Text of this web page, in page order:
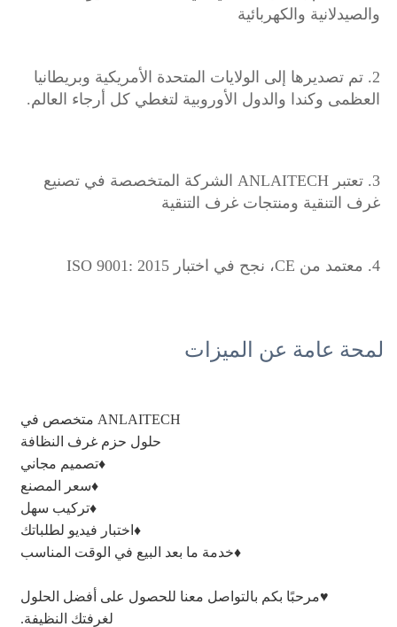
والصيدلانية والكهربائية
العظمى وكندا والدول الأوروبية لتغطي كل أرجاء العالم.
غرف التنقية ومنتجات غرف التنقية
4. معتمد من CE، نجح في اختبار ISO 9001: 2015
لمحة عامة عن الميزات
ANLAITECH متخصص في
حلول حزم غرف النظافة
♦تصميم مجاني
♦سعر المصنع
♦تركيب سهل
♦اختبار فيديو لطلباتك
♦خدمة ما بعد البيع في الوقت المناسب
لغرفتك النظيفة.